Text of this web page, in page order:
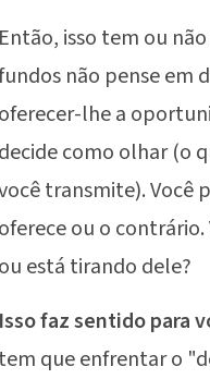
Então, isso tem ou
não pense em
oferecer-lhe a
decide como olhar (o
transmite). Você
oferece ou o
ou está tirando dele?
Isso faz sentido para
tem que enfrentar o